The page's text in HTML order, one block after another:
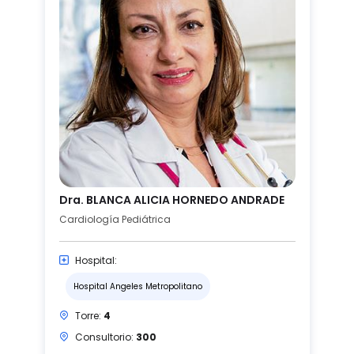
Dra. BLANCA ALICIA HORNEDO ANDRADE
Cardiología Pediátrica
Hospital:
Hospital Angeles Metropolitano
Torre: 4
Consultorio: 300